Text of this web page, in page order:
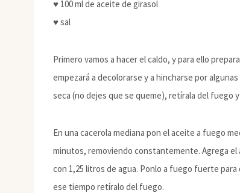
♥ 100 ml de aceite de girasol
♥ sal
Primero vamos a hacer el caldo, y para ello
empezará a decolorarse y a hincharse por
seca (no dejes que se queme), retírala del fuego
En una cacerola mediana pon el aceite a fuego
minutos, removiendo constantemente. Agrega
con 1,25 litros de agua. Ponlo a fuego fuerte
ese tiempo retíralo del fuego.